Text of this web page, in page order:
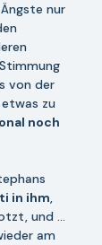
nur
von der
zu
noch
in ihm,
und ...
am